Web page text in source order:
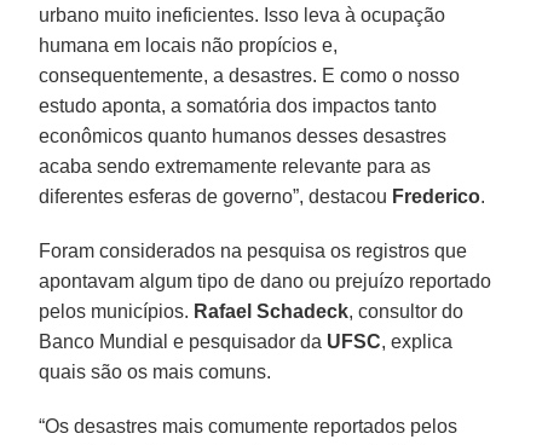
urbano muito ineficientes. Isso leva à ocupação
humana em locais não propícios e,
consequentemente, a desastres. E como o nosso
estudo aponta, a somatória dos impactos tanto
econômicos quanto humanos desses desastres
acaba sendo extremamente relevante para as
diferentes esferas de governo”, destacou Frederico.
Foram considerados na pesquisa os registros que
apontavam algum tipo de dano ou prejuízo reportado
pelos municípios. Rafael Schadeck, consultor do
Banco Mundial e pesquisador da UFSC, explica
quais são os mais comuns.
“Os desastres mais comumente reportados pelos